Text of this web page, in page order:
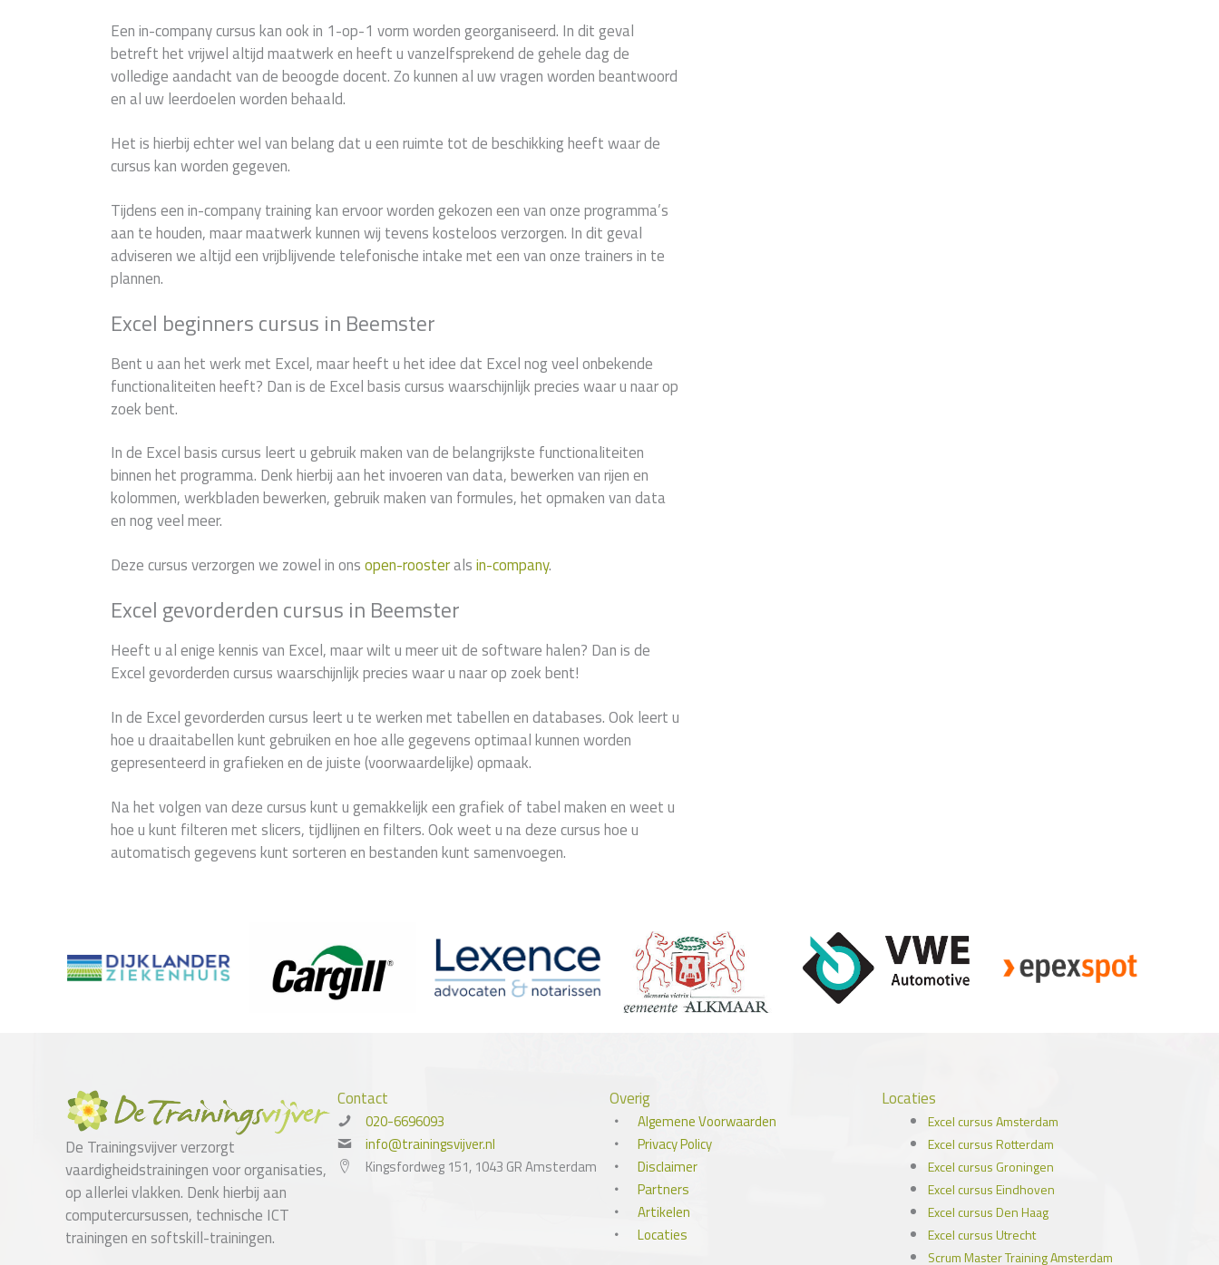
Een in-company cursus kan ook in 1-op-1 vorm worden georganiseerd. In dit geval
betreft het vrijwel altijd maatwerk en heeft u vanzelfsprekend de gehele dag de
volledige aandacht van de beoogde docent. Zo kunnen al uw vragen worden beantwoord
en al uw leerdoelen worden behaald.
Het is hierbij echter wel van belang dat u een ruimte tot de beschikking heeft waar de
cursus kan worden gegeven.
Tijdens een in-company training kan ervoor worden gekozen een van onze programma’s
aan te houden, maar maatwerk kunnen wij tevens kosteloos verzorgen. In dit geval
adviseren we altijd een vrijblijvende telefonische intake met een van onze trainers in te
plannen.
Excel beginners cursus in Beemster
Bent u aan het werk met Excel, maar heeft u het idee dat Excel nog veel onbekende
functionaliteiten heeft? Dan is de Excel basis cursus waarschijnlijk precies waar u naar op
zoek bent.
In de Excel basis cursus leert u gebruik maken van de belangrijkste functionaliteiten
binnen het programma. Denk hierbij aan het invoeren van data, bewerken van rijen en
kolommen, werkbladen bewerken, gebruik maken van formules, het opmaken van data
en nog veel meer.
Deze cursus verzorgen we zowel in onsopen-roosteralsin-company.
Excel gevorderden cursus in Beemster
Heeft u al enige kennis van Excel, maar wilt u meer uit de software halen? Dan is de
Excel gevorderden cursus waarschijnlijk precies waar u naar op zoek bent!
In de Excel gevorderden cursus leert u te werken met tabellen en databases. Ook leert u
hoe u draaitabellen kunt gebruiken en hoe alle gegevens optimaal kunnen worden
gepresenteerd in grafieken en de juiste (voorwaardelijke) opmaak.
Na het volgen van deze cursus kunt u gemakkelijk een grafiek of tabel maken en weet u
hoe u kunt filteren met slicers, tijdlijnen en filters. Ook weet u na deze cursus hoe u
automatisch gegevens kunt sorteren en bestanden kunt samenvoegen.
De Trainingsvijver verzorgt
vaardigheidstrainingen voor organisaties,
op allerlei vlakken. Denk hierbij aan
computercursussen, technische ICT
trainingen en softskill-trainingen.
Contact
020-6696093
info@trainingsvijver.nl
Kingsfordweg 151, 1043 GR Amsterdam
Overig
Algemene Voorwaarden
Privacy Policy
Disclaimer
Partners
Artikelen
Locaties
Locaties
Excel cursus Amsterdam
Excel cursus Rotterdam
Excel cursus Groningen
Excel cursus Eindhoven
Excel cursus Den Haag
Excel cursus Utrecht
Scrum Master Training Amsterdam